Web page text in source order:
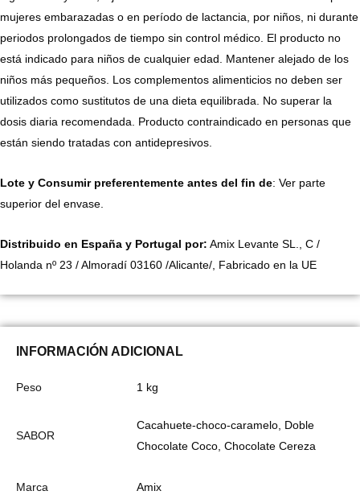
mujeres embarazadas o en período de lactancia, por niños, ni durante
periodos prolongados de tiempo sin control médico. El producto no
está indicado para niños de cualquier edad. Mantener alejado de los
niños más pequeños. Los complementos alimenticios no deben ser
utilizados como sustitutos de una dieta equilibrada. No superar la
dosis diaria recomendada. Producto contraindicado en personas que
están siendo tratadas con antidepresivos.
Lote y Consumir preferentemente antes del fin de: Ver parte
superior del envase.
Distribuido en España y Portugal por: Amix Levante SL., C /
Holanda nº 23 / Almoradí 03160 /Alicante/, Fabricado en la UE
INFORMACIÓN ADICIONAL
Peso 1 kg
SABOR
Cacahuete-choco-caramelo, Doble
Chocolate Coco, Chocolate Cereza
Marca Amix